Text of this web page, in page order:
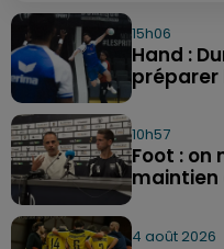
15h06
Hand :
préparer
10h57
Foot : on
maintien
4 août 2026